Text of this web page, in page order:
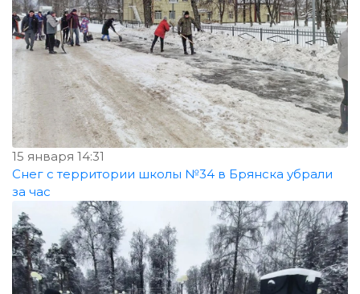
15 января 14:31
Снег с территории школы №34 в Брянска убрали
за час